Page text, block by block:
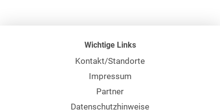
Wichtige Links
Kontakt/Standorte
Impressum
Partner
Datenschutzhinweise